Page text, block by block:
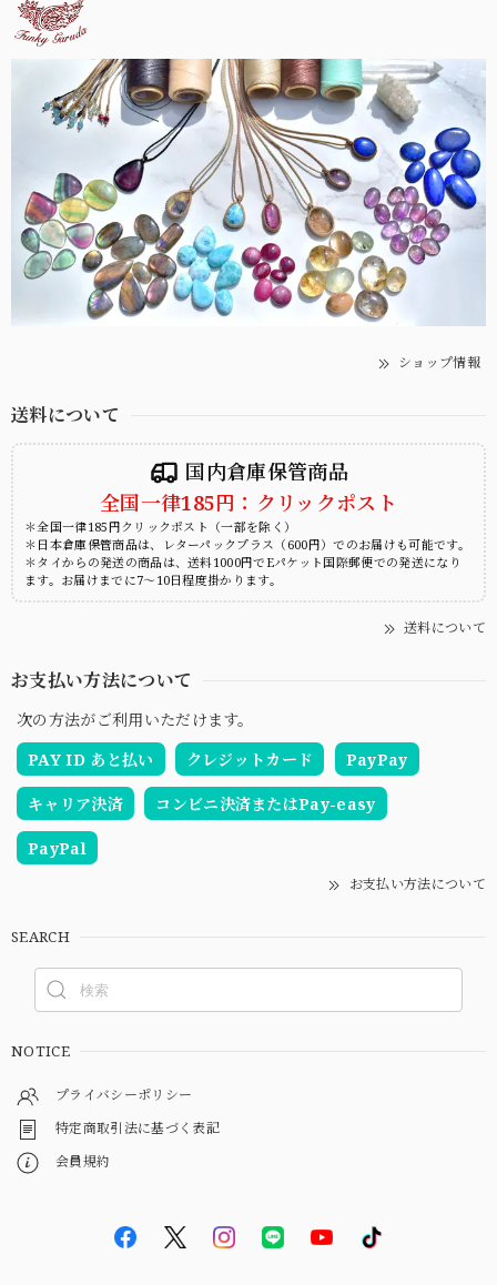
ショップ情報
送料について
国内倉庫保管商品
全国一律185円：クリックポスト
＊全国一律185円クリックポスト（一部を除く）
＊日本倉庫保管商品は、レターパックプラス（600円）でのお届けも可能です。
＊タイからの発送の商品は、送料1000円でEパケット国際郵便での発送になり
ます。お届けまでに7～10日程度掛かります。
送料について
お支払い方法について
次の方法がご利用いただけます。
PAY ID あと払い
クレジットカード PayPay
キャリア決済 コンビニ決済またはPay-easy
PayPal
お支払い方法について
SEARCH
NOTICE
プライバシーポリシー
特定商取引法に基づく表記
会員規約